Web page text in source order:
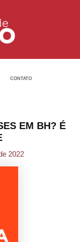
CONTATO
EM BH? É
2022